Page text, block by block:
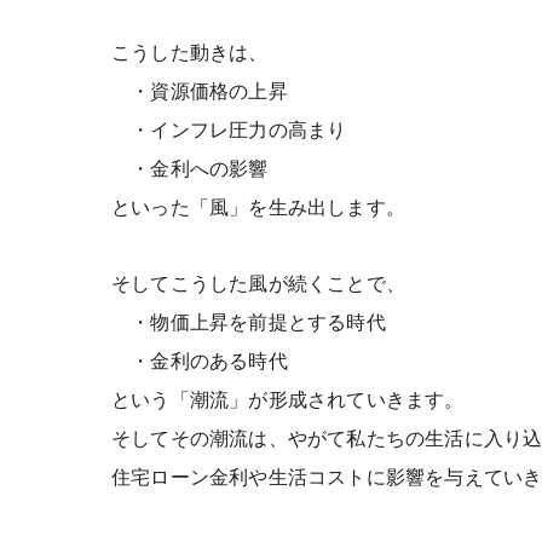
こうした動きは、
・資源価格の上昇
・インフレ圧力の高まり
・金利への影響
といった「風」を生み出します。
そしてこうした風が続くことで、
・物価上昇を前提とする時代
・金利のある時代
という「潮流」が形成されていきます。
そしてその潮流は、やがて私たちの生活に入り込
住宅ローン金利や生活コストに影響を与えていき